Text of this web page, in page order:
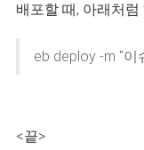
배포할 때, 아래처
eb deploy -m "이
<끝>